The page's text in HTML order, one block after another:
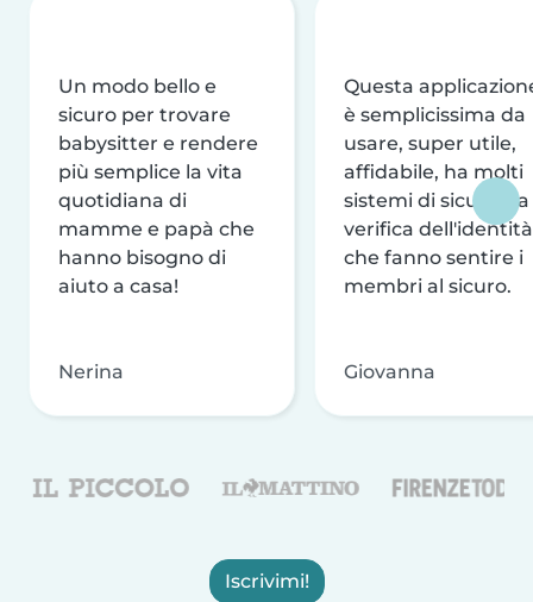
Un modo bello e
sicuro per trovare
babysitter e rendere
più semplice la vita
quotidiana di
mamme e papà che
hanno bisogno di
aiuto a casa!
Nerina
Questa
è semplicissima da
usare, super utile,
affidabile, ha molti
sistemi di sicurezza
verifica dell'identità
che fanno sentire i
membri al sicuro.
Giovanna
Iscrivimi!